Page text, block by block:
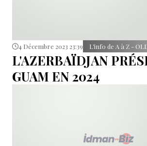
4 Décembre 2023 23:39 L’info de A à Z -
L'AZERBAÏDJAN
GUAM EN 2024